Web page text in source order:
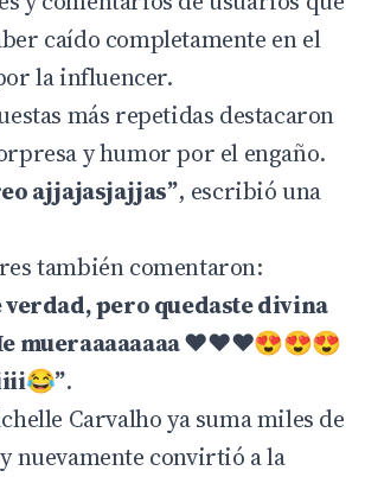
caído completamente en el
la influencer.
más repetidas destacaron
y humor por el engaño.
ajjajasjajjas”, escribió una
también comentaron:
verdad, pero quedaste divina
mueraaaaaaaa❤️❤️❤️😍😍😍
😂”.
Carvalho ya suma miles de
nuevamente convirtió a la